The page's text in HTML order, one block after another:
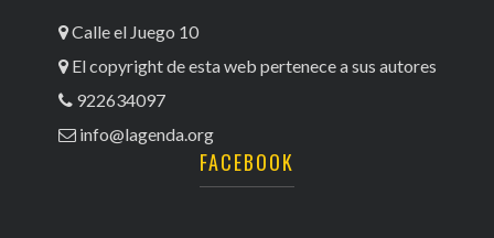
Calle el Juego 10
El copyright de esta web pertenece a sus autores
922634097
info@lagenda.org
FACEBOOK